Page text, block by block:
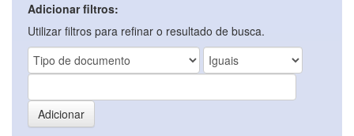
Adicionar filtros:
Utilizar filtros para refinar o resultado de busca.